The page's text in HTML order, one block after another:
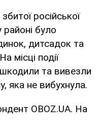
російської
було
дитсадок та
місці події
та вивезли
яка не вибухнула.
OBOZ.UA. На